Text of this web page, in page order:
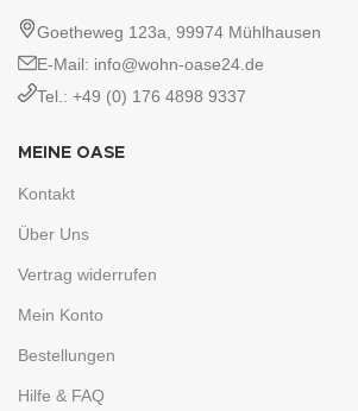
Goetheweg 123a, 99974 Mühlhausen
E-Mail: info@wohn-oase24.de
Tel.: +49 (0) 176 4898 9337
MEINE OASE
Kontakt
Über Uns
Vertrag widerrufen
Mein Konto
Bestellungen
Hilfe & FAQ